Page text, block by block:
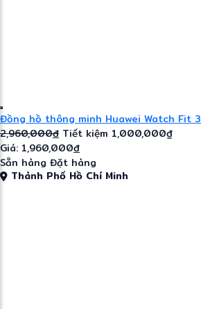
Đồng hồ thông minh Huawei Watch Fit 3
2,960,000đ Tiết kiệm 1,000,000₫
Giá: 1,960,000đ
Sẵn hàng Đặt hàng
Thành Phố Hồ Chí Minh